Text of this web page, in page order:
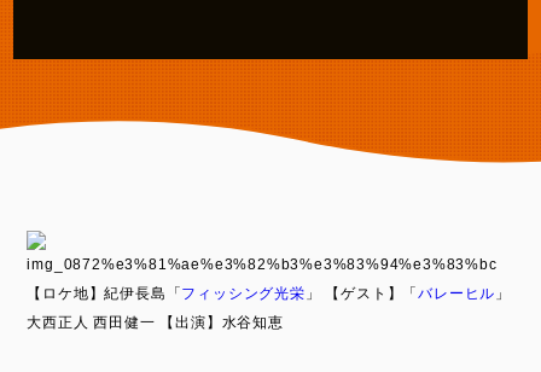
【ロケ地】紀伊長島「フィッシング光栄 」 【ゲスト】「バレーヒル 」
大西正人 西田健一 【出演】水谷知恵